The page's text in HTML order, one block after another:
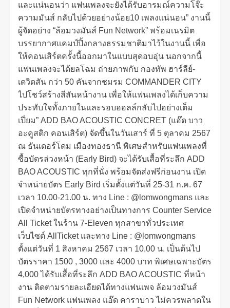
และแน่นอนว่า แฟนเพลงจะยังได้รับอารมณ์ความโจ๊ะ
ความมันส์ กลับไปด้วยอย่างน้อย10 เพลงแน่นอน” งานนี้
ผู้จัดอย่าง “ล้อมวงมันส์ Fun Network” พร้อมเนรมิต
บรรยากาศแคมป์ปิ้งกลางธรรมชาติมาไว้ในงานนี้ เพื่อ
ให้คอนเสิร์ตครั้งนี้ออกมาในแบบสุดอบอุ่น นอกจากนี้
แฟนเพลงจะได้ยลโฉม ถ่ายภาพกับ กองทัพ ฮาร์ลีย์-
เดวิดสัน กว่า 50 คันจากชมรม COMMANDER CITY
ไปโชว์สร้างสีสันหน้างาน เพื่อให้แฟนเพลงได้เก็บความ
ประทับใจทั้งภายในและรอบฮอลล์กลับไปอย่างเต็ม
เปี่ยม” ADD BAO ACOUSTIC CONCRET (แอ๊ด บาว
อะคูสติก คอนเสิร์ต) จัดขึ้นในวันเสาร์ ที่ 5 ตุลาคม 2567
ณ ธันเดอร์โดม เมืองทองธานี พิเศษสำหรับแฟนเพลงที่
ซื้อบัตรล่วงหน้า (Early Bird) จะได้รับเสื้อที่ระลึก ADD
BAO ACOUSTIC ทุกที่นั่ง พร้อมจัดส่งฟรีก่อนงาน เปิด
จำหน่ายบัตร Early Bird เริ่มตั้งแต่วันที่ 25-31 ก.ค. 67
เวลา 10.00-21.00 น. ทาง Line : @lomwongmans และ
เปิดจำหน่ายบัตรทางอย่างเป็นทางการ Counter Service
All Ticket ในร้าน 7-Eleven ทุกสาขาทั่วประเทศ
เว็บไซต์ AllTicket และทาง Line : @lomwongmans
ตั้งแต่วันที่ 1 สิงหาคม 2567 เวลา 10.00 น. เป็นต้นไป
บัตรราคา 1500 , 3000 และ 4000 บาท พิเศษเฉพาะบัตร
4,000 ได้รับเสื้อที่ระลึก ADD BAO ACOUSTIC ที่หน้า
งาน ติดตามรายละเอียดได้ทางแฟนเพจ ล้อมวงมันส์
Fun Network แฟนเพลง แอ๊ด คาราบาว ไม่ควรพลาดใน